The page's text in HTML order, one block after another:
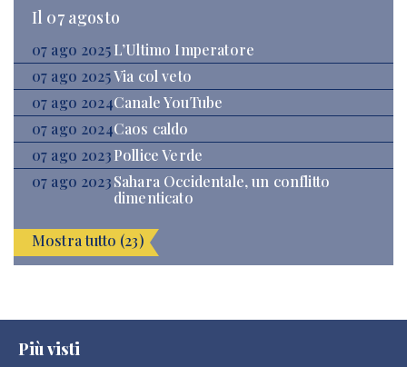
Il 07 agosto
07 ago 2025 L’Ultimo Imperatore
07 ago 2025Via col veto
07 ago 2024Canale YouTube
07 ago 2024Caos caldo
07 ago 2023Pollice Verde
07 ago 2023Sahara Occidentale, un conflitto
dimenticato
Mostra tutto (23)
Più visti